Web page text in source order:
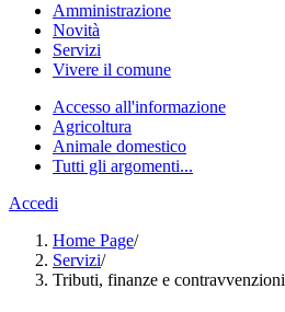
Amministrazione
Novità
Servizi
Vivere il comune
Accesso all'informazione
Agricoltura
Animale domestico
Tutti gli argomenti...
Accedi
Home Page/
Servizi/
Tributi, finanze e contravvenzioni